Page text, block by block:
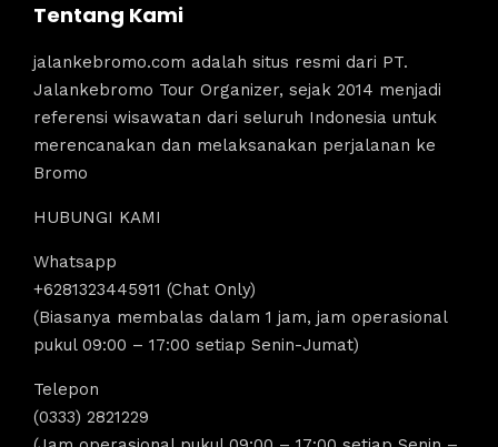
Tentang Kami
jalankebromo.com adalah situs resmi dari PT.
Jalankebromo Tour Organizer, sejak 2014 menjadi
referensi wisawatan dari seluruh Indonesia untuk
merencanakan dan melaksanakan perjalanan ke
Bromo
HUBUNGI KAMI
Whatsapp
+6281323445911 (Chat Only)
(Biasanya membalas dalam 1 jam, jam operasional
pukul 09:00 – 17:00 setiap Senin-Jumat)
Telepon
(0333) 2821229